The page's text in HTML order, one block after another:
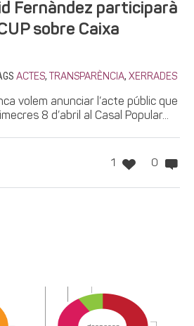
Fernàndez participarà
sobre Caixa
ACTES, TRANSPARÈNCIA, XERRADES
volem anunciar l’acte públic que
8 d’abril al Casal Popular...
1 0